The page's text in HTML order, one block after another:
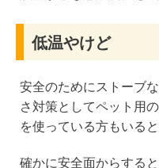
低温やけど
安全のためにストーブ
さ対策としてペット用
を使っている方もいると
確かに安全面からする